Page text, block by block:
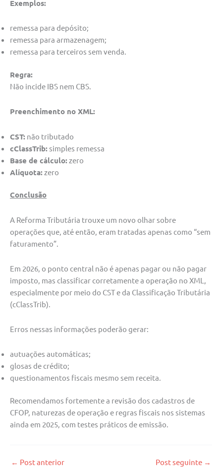
Exemplos:
remessa para depósito;
remessa para armazenagem;
remessa para terceiros sem venda.
Regra:
Não incide IBS nem CBS.
Preenchimento no XML:
CST: não tributado
cClassTrib: simples remessa
Base de cálculo:zero
Alíquota:zero
Conclusão
A Reforma Tributária trouxe um novo olhar sobre
operações que, até então, eram tratadas apenas como “sem
faturamento”.
Em 2026, o ponto central não é apenas pagar ou não pagar
imposto, mas classificar corretamente a operação no XML,
especialmente por meio do CST e da Classificação Tributária
(cClassTrib).
Erros nessas informações poderão gerar:
autuações automáticas;
glosas de crédito;
questionamentos fiscais mesmo sem receita.
Recomendamos fortemente a revisão dos cadastros de
CFOP, naturezas de operação e regras fiscais nos sistemas
ainda em 2025, com testes práticos de emissão.
← Post anterior Post seguinte →